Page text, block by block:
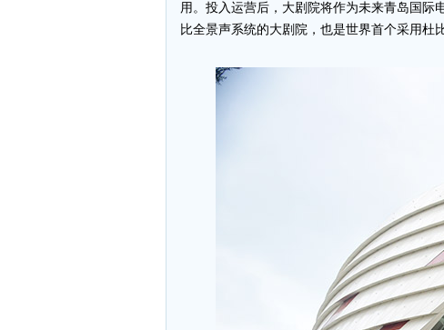
用。投入运营后，大剧院将作为未来青岛国际
比全景声系统的大剧院，也是世界首个采用杜